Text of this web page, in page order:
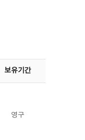
보유기간
영구